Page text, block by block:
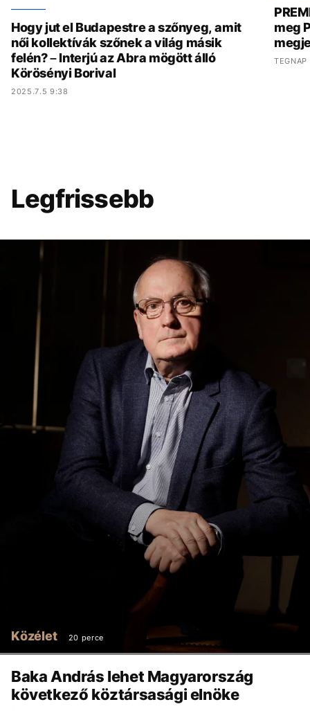
Hogy jut el Budapestre a szőnyeg, amit
női kollektívák szőnek a világ másik
felén? – Interjú az Abra mögött álló
Körösényi Borival
2025.7.5 9:38
meg
Legfrissebb
Közélet 20 perce
Baka András lehet Magyarország
következő köztársasági elnöke